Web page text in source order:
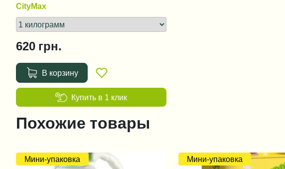
CityMax
620 грн.
В корзину
Купить в 1 клик
Похожие товары
Мини-упаковка Мини-упаковка